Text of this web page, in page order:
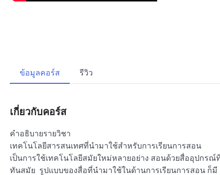
ข้อมูลคอร์ส รีวิว
เกี่ยวกับคอร์ส
คำอธิบายรายวิชา
เทคโนโลยีสารสนเทศที่นำมาใช้สำหรับการเรียนการสอน
เป็นการใช้เทคโนโลยีสมัยใหม่หลายอย่าง สอนด้วยสื่ออุปกรณ์
ทันสมัย รูปแบบของสื่อที่นำมาใช้ในด้านการเรียนการสอน ก็มี